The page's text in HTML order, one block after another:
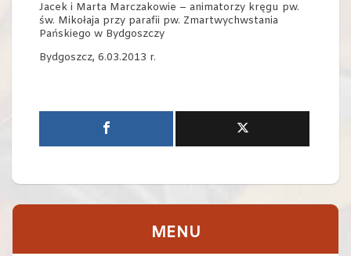
Jacek i Marta Marczakowie – animatorzy kręgu pw.
św. Mikołaja przy parafii pw. Zmartwychwstania
Pańskiego w Bydgoszczy
Bydgoszcz, 6.03.2013 r.
MENU